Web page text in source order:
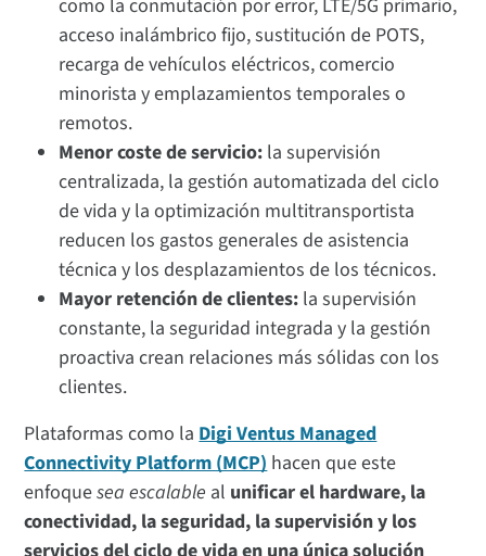
como la conmutación por error, LTE/5G primario,
acceso inalámbrico fijo, sustitución de POTS,
recarga de vehículos eléctricos, comercio
minorista y emplazamientos temporales o
remotos.
Menor coste de servicio: la supervisión
centralizada, la gestión automatizada del ciclo
de vida y la optimización multitransportista
reducen los gastos generales de asistencia
técnica y los desplazamientos de los técnicos.
Mayor retención de clientes: la supervisión
constante, la seguridad integrada y la gestión
proactiva crean relaciones más sólidas con los
clientes.
Plataformas como la Digi Ventus Managed
Connectivity Platform (MCP) hacen que este
enfoquesea escalable al unificar el hardware, la
conectividad, la seguridad, la supervisión y los